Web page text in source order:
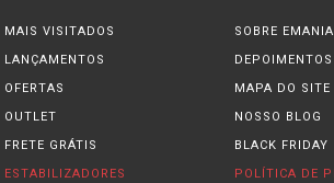
têm se tornado mais duráveis e muito mais
próprios para modelos de lítio, a carga se também
de energia, o tempo para atingir o
na produção de baterias para GoPro, as
MAIS VISITADOS
LANÇAMENTOS
OFERTAS
OUTLET
FRETE GRÁTIS
ESTABILIZADORES
SOBRE EMANIA
DEPOIMENTOS
MAPA DO SITE
NOSSO BLOG
BLACK FRIDAY
POLÍTICA DE